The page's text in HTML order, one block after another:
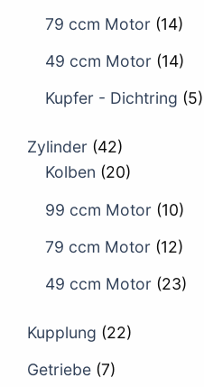
79 ccm Motor (14)
49 ccm Motor (14)
Kupfer - Dichtring (5)
Zylinder (42)
Kolben (20)
99 ccm Motor (10)
79 ccm Motor (12)
49 ccm Motor (23)
Kupplung (22)
Getriebe (7)